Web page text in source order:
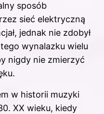
sposób
sieć elektryczną
jednak nie zdobył
wynalazku wielu
nigdy nie zmierzyć
w historii muzyki
XX wieku, kiedy